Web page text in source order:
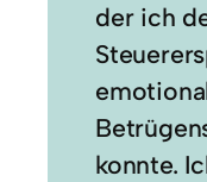
der ich
konnte.